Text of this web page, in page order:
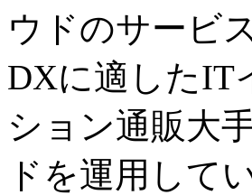
ウドのサービ
DXに適したIT
ション通販大
ドを運用して